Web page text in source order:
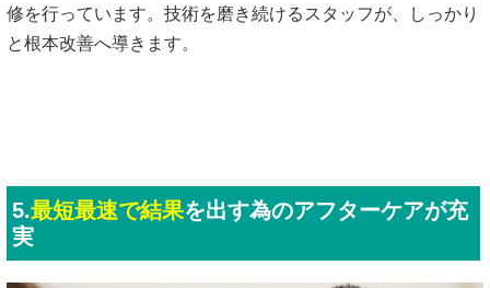
修を行っています。技術を磨き続けるスタッフが、しっかり
と根本改善へ導きます。
5.最短最速で結果を出す為のアフターケアが充
実